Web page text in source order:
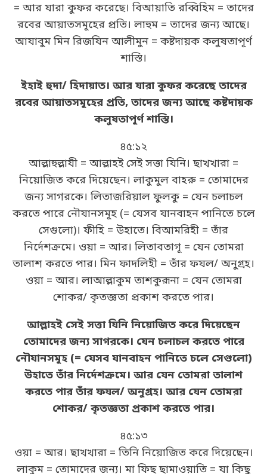
= আর যারা কুফর করেছে। বিআয়াতি রব্বিহিম = তাদের
রবের আয়াতসমূহের প্রতি। লাহুম = তাদের জন্য আছে।
আযাবুম মিন রিজযিন আলীমুন = কষ্টদায়ক কলুষতাপূর্ণ
শাস্তি।
ইহাই হুদা/ হিদায়াত। আর যারা কুফর করেছে তাদের
রবের আয়াতসমূহের প্রতি, তাদের জন্য আছে কষ্টদায়ক
কলুষতাপূর্ণ শাস্তি।
৪৫:‌১২
আল্লাহুল্লাযী = আল্লাহই সেই সত্তা যিনি। ছাখখারা =
নিয়োজিত করে দিয়েছেন। লাকুমুল বাহরু = তোমাদের
জন্য সাগরকে। লিতাজরিয়াল ফুলকু = যেন চলাচল
করতে পারে নৌযানসমূহ (= যেসব যানবাহন পানিতে চলে
সেগুলো)। ফীহি = উহাতে। বিআমরিহী = তাঁর
নির্দেশক্রমে। ওয়া = আর। লিতাবতাগূ = যেন তোমরা
তালাশ করতে পার। মিন ফাদলিহী = তাঁর ফযল/ অনুগ্রহ।
ওয়া = আর। লাআল্লাকুম তাশকুরূনা = যেন তোমরা
শোকর/ কৃতজ্ঞতা প্রকাশ করতে পার।
আল্লাহই সেই সত্তা যিনি নিয়োজিত করে দিয়েছেন
তোমাদের জন্য সাগরকে। যেন চলাচল করতে পারে
নৌযানসমূহ (= যেসব যানবাহন পানিতে চলে সেগুলো)
উহাতে তাঁর নির্দেশক্রমে। আর যেন তোমরা তালাশ
করতে পার তাঁর ফযল/ অনুগ্রহ। আর যেন তোমরা
শোকর/ কৃতজ্ঞতা প্রকাশ করতে পার।
৪৫:১৩
ওয়া = আর। ছাখখারা = তিনি নিয়োজিত করে দিয়েছেন।
লাকুম = তোমাদের জন্য। মা ফিছ ছামাওয়াতি = যা কিছু